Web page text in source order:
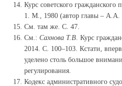
Курс советского гражданского
1. М., 1980 (автор главы – А.А.
См. там же. С. 47.
См.: Сахнова Т.В. Курс
2014. С. 100–103. Кстати,
уделено столь большое
регулирования.
Кодекс административного